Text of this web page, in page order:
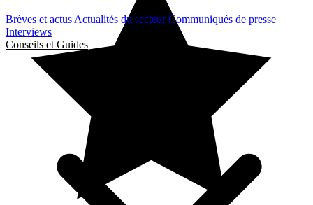
Brèves et actus Actualités du secteurCommuniqués de presse
Interviews
Conseils et Guides